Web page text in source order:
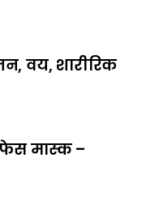
वय, शारीरिक
फेस मास्क –